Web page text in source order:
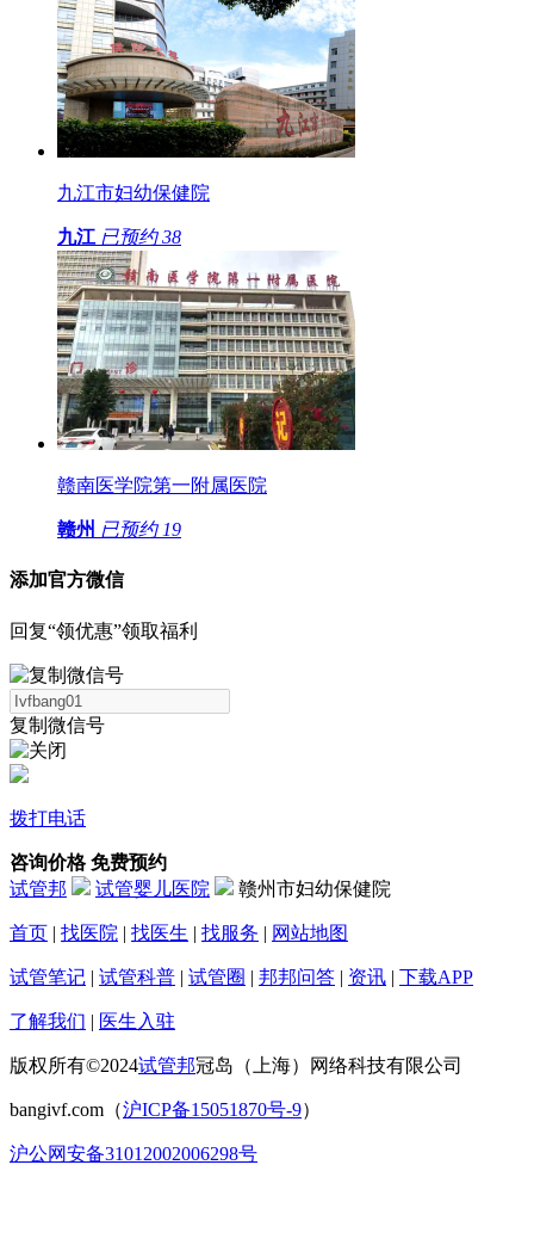
九江市妇幼保健院
九江 已预约 38
赣南医学院第一附属医院
赣州 已预约 19
添加官方微信
回复“领优惠”领取福利
复制微信号
拨打电话
咨询价格 免费预约
试管邦
试管婴儿医院 赣州市妇幼保健院
首页 | 找医院 | 找医生 | 找服务 | 网站地图
试管笔记 | 试管科普 | 试管圈 | 邦邦问答 | 资讯 | 下载APP
了解我们 | 医生入驻
版权所有©2024试管邦冠岛（上海）网络科技有限公司
bangivf.com（沪ICP备15051870号-9）
沪公网安备31012002006298号